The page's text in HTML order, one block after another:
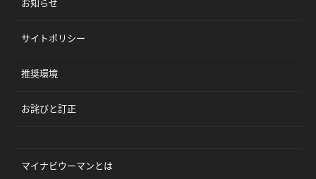
お知らせ
サイトポリシー
推奨環境
お詫びと訂正
マイナビウーマンとは